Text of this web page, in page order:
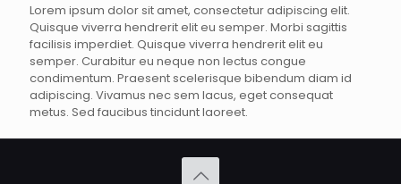
Lorem ipsum dolor sit amet, consectetur adipiscing elit.
Quisque viverra hendrerit elit eu semper. Morbi sagittis
facilisis imperdiet. Quisque viverra hendrerit elit eu
semper. Curabitur eu neque non lectus congue
condimentum. Praesent scelerisque bibendum diam id
adipiscing. Vivamus nec sem lacus, eget consequat
metus. Sed faucibus tincidunt laoreet.